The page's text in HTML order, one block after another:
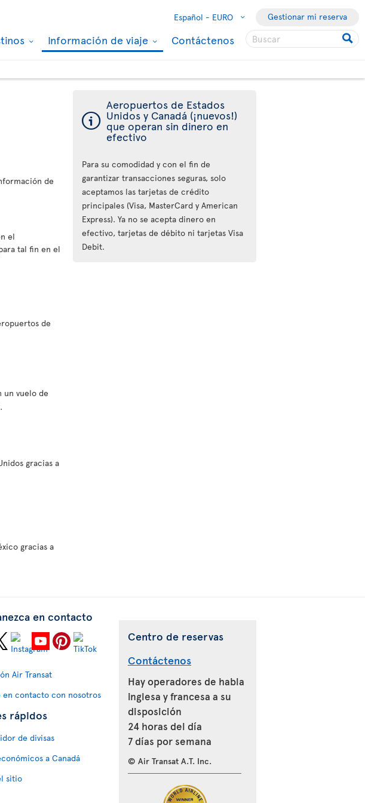
Español - EURO Gestionar mi reserva
Información de viaje Contáctenos
de
el
tal fin en el
de
un vuelo de
gracias a
gracias a
ý
Aeropuertos de Estados
Unidos y Canadá (¡nuevos!)
que operan sin dinero en
efectivo
Para su comodidad y con el fin de
garantizar transacciones seguras, solo
aceptamos las tarjetas de crédito
principales (Visa, MasterCard y American
Express). Ya no se acepta dinero en
efectivo, tarjetas de débito ni tarjetas Visa
Debit.
en contacto
Air Transat
en contacto con nosotros
rápidos
de divisas
a Canadá
sitio
Centro de reservas
Contáctenos
Hay operadores de habla
inglesa y francesa a su
disposición
24 horas del día
7 días por semana
© Air Transat A.T. Inc.